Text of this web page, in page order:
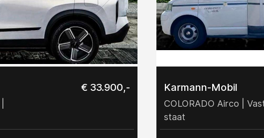
€ 33.900,- Karmann-Mobil
COLORADO Airco |
staat